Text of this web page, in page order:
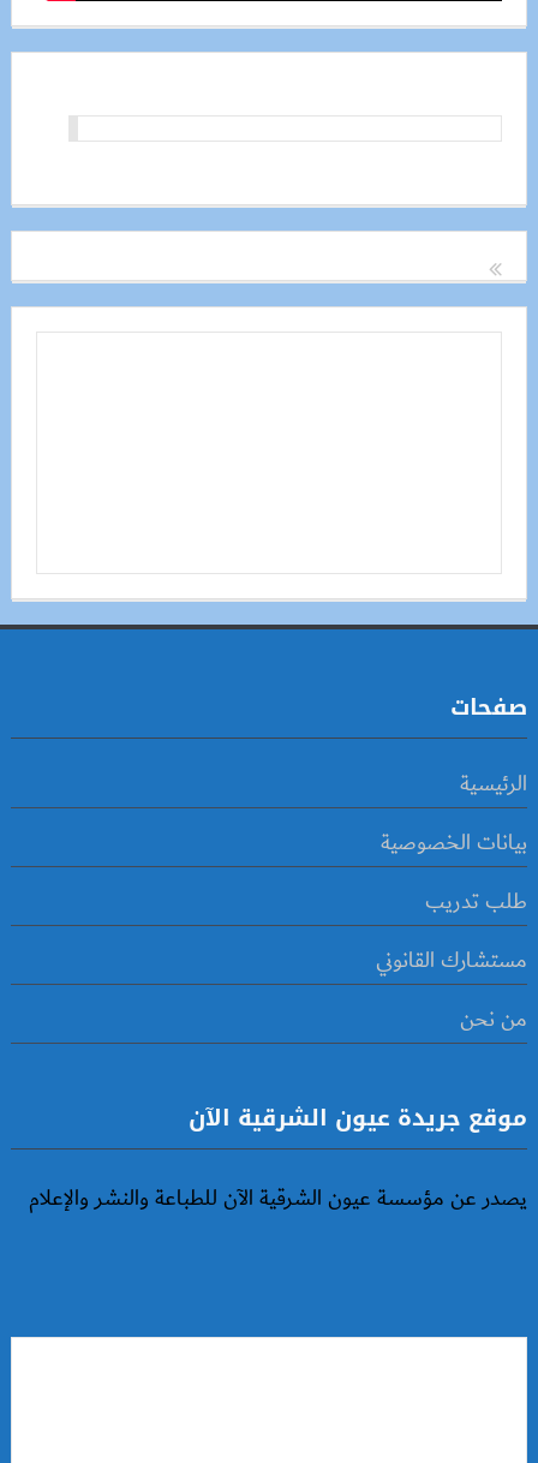
صفحات
الرئيسية
بيانات الخصوصية
طلب تدريب
مستشارك القانوني
من نحن
موقع جريدة عيون الشرقية الآن
يصدر عن مؤسسة عيون الشرقية الآن للطباعة والنشر والإعلام